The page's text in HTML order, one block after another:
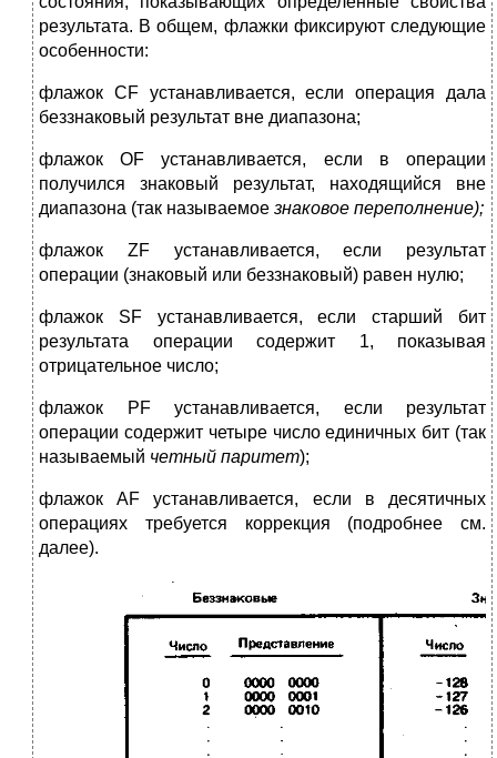
резуль­тата. В общем, флажки фиксируют следующие
особенности:
флажок CF устанавливается, если операция дала
беззнаковый резуль­тат вне диапазона;
флажок OF устанавливается, если в операции
получился знаковый результат, находящийся вне
диапазона (так называемое знаковое перепол­нение);
флажок ZF устанавливается, если результат
операции (знаковый или беззнаковый) равен нулю;
флажок SF устанавливается, если старший бит
результата операции содержит 1, показывая
отрицательное число;
флажок PF устанавливается, если результат
операции содержит четыре число единичных бит (так
называемый четный паритет);
флажок AF устанавливается, если в десятичных
операциях требуется коррекция (подробнее см.
далее).